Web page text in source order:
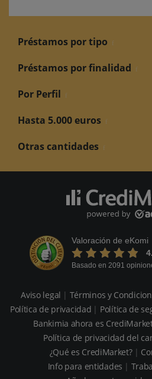
Préstamos por tipo
Préstamos por finalidad
Por Perfil
Hasta 5.000 euros
Otras cantidades
Valoración de eKomi
Basado en 2091
Aviso legal Términos y
Política de privacidad
Política de
Bankimia ahora es
Política de privacidad del
¿Qué es CrediMarket?
Info para entidades